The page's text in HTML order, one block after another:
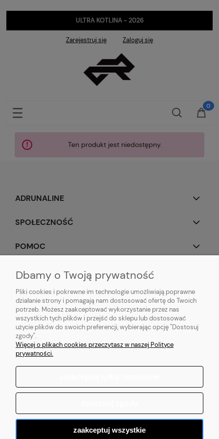
ULTRA KOTLINA - 2026
Zarejestruj się Zaloguj się
Ten produkt jest niedostępny.
ADRUNALINE
SPOŁECZNOŚĆ
POMOC
OBSERWUJ NAS
Popularne produkty:Koszulki do biegania|Topy do biegania|Bluzy do
biegania| Longsleeve do biegania|Kurtki do biegania|Kamizelki do
biegania| Legginsy do biegania
Sklep internetowy Shoper.pl
Dbamy o Twoją prywatność
Pliki cookies i pokrewne im technologie umożliwiają poprawne
działanie strony i pomagają nam dostosować ofertę do Twoich
potrzeb. Możesz zaakceptować wykorzystanie przez nas
wszystkich tych plików i przejść do sklepu lub dostosować
użycie plików do swoich preferencji, wybierając opcję "Dostosuj
zgody".
Więcej o plikach cookies przeczytasz w naszej Polityce
prywatności.
zaakceptuj wszystkie